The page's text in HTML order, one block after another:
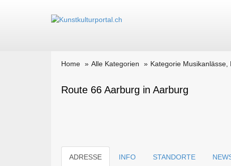
Home Alle Kategorien Kategorie Musikanlässe,
Route 66 Aarburg in Aarburg
ADRESSE INFO STANDORTE